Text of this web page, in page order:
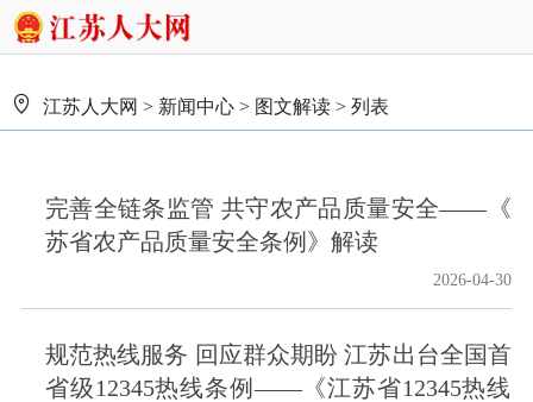
江苏人大网 > 新闻中心 > 图文解读 > 列表
完善全链条监管 共守农产品质量安全——《
苏省农产品质量安全条例》解读
2026-04-30
规范热线服务 回应群众期盼 江苏出台全国首
省级12345热线条例——《江苏省12345热线